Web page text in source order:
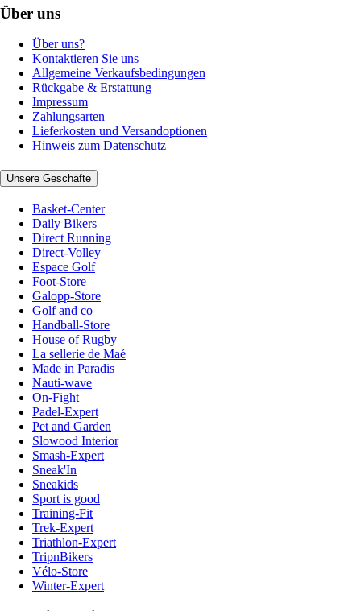
Über uns
Über uns?
Kontaktieren Sie uns
Allgemeine Verkaufsbedingungen
Rückgabe & Erstattung
Impressum
Zahlungsarten
Lieferkosten und Versandoptionen
Hinweis zum Datenschutz
Unsere Geschäfte
Basket-Center
Daily Bikers
Direct Running
Direct-Volley
Espace Golf
Foot-Store
Galopp-Store
Golf and co
Handball-Store
House of Rugby
La sellerie de Maé
Made in Paradis
Nauti-wave
On-Fight
Padel-Expert
Pet and Garden
Slowood Interior
Smash-Expert
Sneak'In
Sneakids
Sport is good
Training-Fit
Trek-Expert
Triathlon-Expert
TripnBikers
Vélo-Store
Winter-Expert